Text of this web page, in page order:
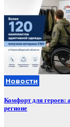
Новости
Комфорт для героев:
регионе